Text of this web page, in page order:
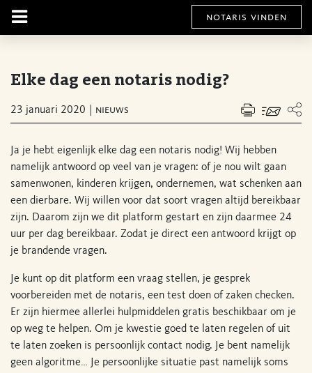
notaris vinden
Elke dag een notaris nodig?
23 januari 2020 nieuws
Ja je hebt eigenlijk elke dag een notaris nodig! Wij hebben
namelijk antwoord op veel van je vragen: of je nou wilt gaan
samenwonen, kinderen krijgen, ondernemen, wat schenken aan
een dierbare. Wij willen voor dat soort vragen altijd bereikbaar
zijn. Daarom zijn we dit platform gestart en zijn daarmee 24
uur per dag bereikbaar. Zodat je direct een antwoord krijgt op
je brandende vragen.
Je kunt op dit platform een vraag stellen, je gesprek
voorbereiden met de notaris, een test doen of zaken checken.
Er zijn hiermee allerlei hulpmiddelen gratis beschikbaar om je
op weg te helpen. Om je kwestie goed te laten regelen of uit
te laten zoeken is persoonlijk contact nodig. Je bent namelijk
geen algoritme… Je persoonlijke situatie past namelijk soms